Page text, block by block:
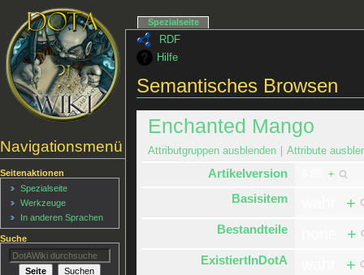
RDF
Hilfe
Semantisches Browsen
Enchanted Mango
Attributgruppen ausblenden Attribute
Artikelversion +
Basisitem +
Bestandteile +
ExistiertInDotA +
Navigationsmenü
Spezialseite
Seitenaktionen
Spezialseite
Werkzeuge
In anderen Sprachen
Suche